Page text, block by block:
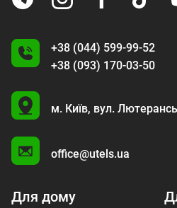
+38 (044) 599-99-52
+38 (093) 170-03-50
U
м. Київ, вул.
office@utels.ua
Для дому